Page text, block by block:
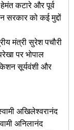
हेमंत कटारे और पूर्व
सरकार को कई मुद्दों
मंत्री सुरेश पचौरी
पर भोपाल
सूर्यवंशी और
अखिलेश्वरानंद
अनिलानंद